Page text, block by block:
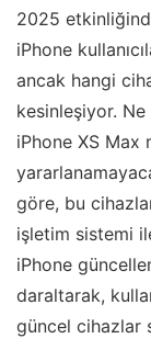
2025
iPhone
ancak hangi
kesinleşiyor. Ne
iPhone XS Max
göre, bu
işletim sistemi
iPhone
daraltarak,
güncel cihazlar